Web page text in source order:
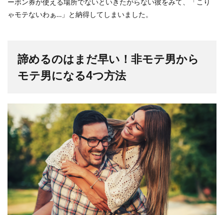
ーポン券が使える場所でないといきたがらない彼をみて、「こり
ゃモテないわぁ…」と納得してしまいました。
諦めるのはまだ早い！非モテ男から
モテ男になる4つ方法